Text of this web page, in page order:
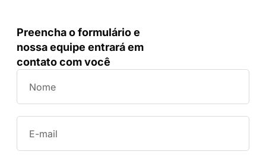
Preencha o formulário e
nossa equipe entrará em
contato com você